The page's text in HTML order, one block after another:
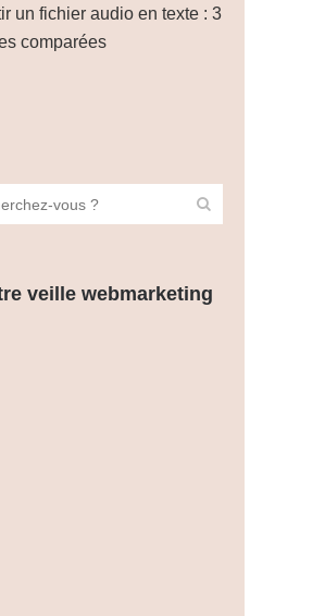
un fichier audio en texte : 3
comparées
veille webmarketing